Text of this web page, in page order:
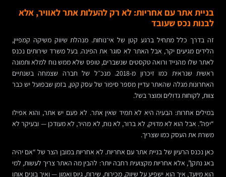
בניית אתר עם אחריות: לא רק להעלות אתר לאוויר, אלא
לבנות נכס שעובד
זה בדרך כלל מתחיל ברגע קטן של אי־נוחות. מנהלת שיווק משיקה קמפיין,
הלידים מגיעים יקר, אבל האתר לא סוגר את הפינה. בעל משרד שירותים נכנס
לאתר שלו מהנייד ורואה טקסטים שנשברים, טופס שלא ממש נוח למלא ותמונה
ראשית שנראית כמו זיכרון מ-2018. מנכ״ל של חברה שצמחה בשנתיים
האחרונות מגלה שהאתר עדיין מספר סיפור של עסק קטן, בזמן שבפועל יש כבר
צוות, לקוחות גדולים ומוצר בשל.
במילים אחרות: הבעיה היא לא תמיד שאין אתר. לא פעם יש אתר, והוא אפילו
“יפה”. אבל הוא לא מדויק, לא ברור, לא נוח, לא מהיר, לא מעודכן — ובעיקר לא
משרת את העסק כמו שצריך.
כאן נכנס הרעיון של בניית אתר עם אחריות. לא אחריות במובן הצר של “אם יהיה
באג נתקן”, אלא אחריות מקצועית רחבה יותר: להבין מה האתר צריך לעשות, למי
הוא מיועד, איך הוא ישפיע על שיווק, מכירות, שירות, גיוס ואמון — ואיך בונים אותו